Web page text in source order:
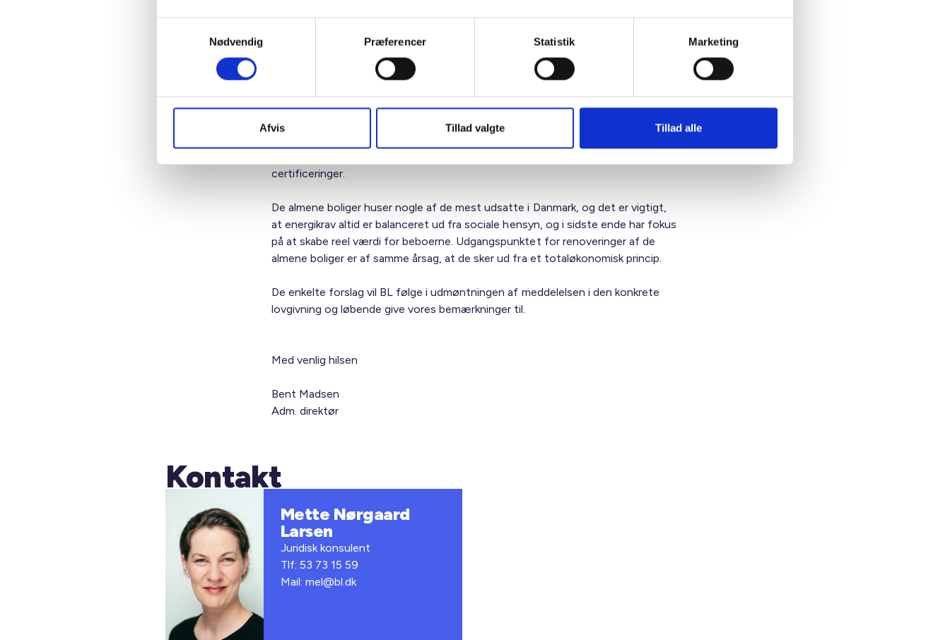
Nødvendig
Præferencer Statistik Marketing
Afvis Tillad valgte Tillad alle
Vi bidrager meget gerne med vores erfaringer ift. Kommissionens videre arbejde.
De bekymrende elementer
BL er bekymret for bl.a. nogle af de forslag i meddelelsen, som vedrører
undergrave eksisterende krav og forpligtelser på nationalt plan.
certificeringer.
De almene boliger huser nogle af de mest udsatte i Danmark, og det er vigtigt,
at energikrav altid er balanceret ud fra sociale hensyn, og i sidste ende har fokus
på at skabe reel værdi for beboerne. Udgangspunktet for renoveringer af de
almene boliger er af samme årsag, at de sker ud fra et totaløkonomisk princip.
De enkelte forslag vil BL følge i udmøntningen af meddelelsen i den konkrete
lovgivning og løbende give vores bemærkninger til.
Med venlig hilsen
Bent Madsen
Adm. direktør
Kontakt
Mette Nørgaard
Larsen
Juridisk konsulent
Tlf: 53 73 15 59
Mail: mel@bl.dk